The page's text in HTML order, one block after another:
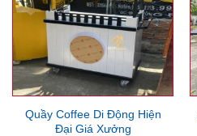
Quầy Coffee Di Động Hiện
Đại Giá Xưởng